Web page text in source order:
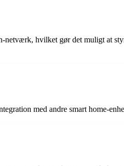
netværk, hvilket gør det muligt at
med andre smart home-